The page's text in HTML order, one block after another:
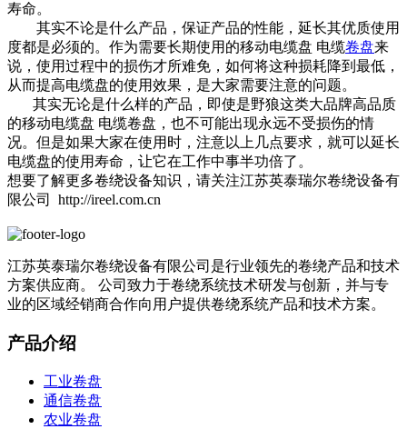
寿命。
其实不论是什么产品，保证产品的性能，延长其优质使用
度都是必须的。作为需要长期使用的移动电缆盘 电缆卷盘来
说，使用过程中的损伤才所难免，如何将这种损耗降到最低，
从而提高电缆盘的使用效果，是大家需要注意的问题。
其实无论是什么样的产品，即使是野狼这类大品牌高品质
的移动电缆盘 电缆卷盘，也不可能出现永远不受损伤的情
况。但是如果大家在使用时，注意以上几点要求，就可以延长
电缆盘的使用寿命，让它在工作中事半功倍了。
想要了解更多卷绕设备知识，请关注江苏英泰瑞尔卷绕设备有
限公司 http://ireel.com.cn
江苏英泰瑞尔卷绕设备有限公司是行业领先的卷绕产品和技术
方案供应商。 公司致力于卷绕系统技术研发与创新，并与专
业的区域经销商合作向用户提供卷绕系统产品和技术方案。
产品介绍
工业卷盘
通信卷盘
农业卷盘